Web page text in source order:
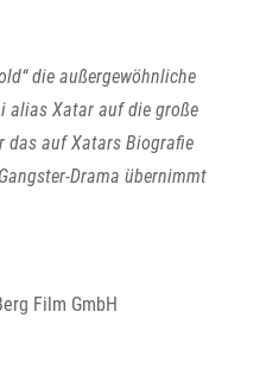
die außergewöhnliche
alias Xatar auf die große
das auf Xatars Biografie
Drama übernimmt
Film GmbH